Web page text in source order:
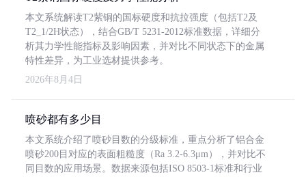
本文系统解读T2紫铜的国标硬度和抗拉强度（包括T2及
T2_1/2H状态），结合GB/T 5231-2012标准数据，详细分
析其力学性能指标及影响因素，并对比不同状态下的金属
特性差异，为工业选材提供参考。
2026年8月4日
喷砂都有多少目
本文系统介绍了喷砂目数的分级标准，重点分析了铝合金
喷砂200目对应的表面粗糙度（Ra 3.2-6.3μm），并对比不
同目数的应用场景。数据来源包括ISO 8503-1标准和行业